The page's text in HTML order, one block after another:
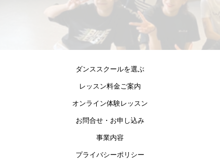
ダンススクールを選ぶ
レッスン料金ご案内
オンライン体験レッスン
お問合せ・お申し込み
事業内容
プライバシーポリシー